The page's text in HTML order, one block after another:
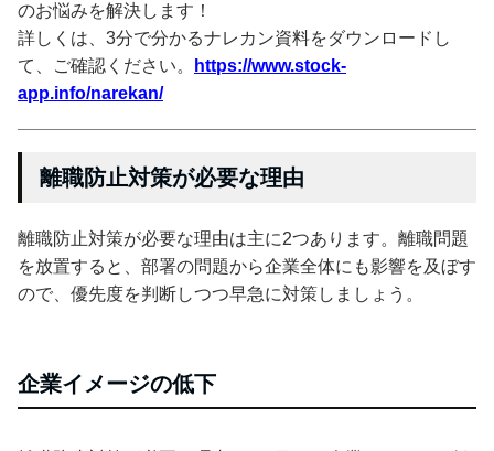
のお悩みを解決します！
詳しくは、3分で分かるナレカン資料をダウンロードし
て、ご確認ください。
https://www.stock-
app.info/narekan/
離職防止対策が必要な理由
離職防止対策が必要な理由は主に2つあります。離職問題
を放置すると、部署の問題から企業全体にも影響を及ぼす
ので、優先度を判断しつつ早急に対策しましょう。
企業イメージの低下